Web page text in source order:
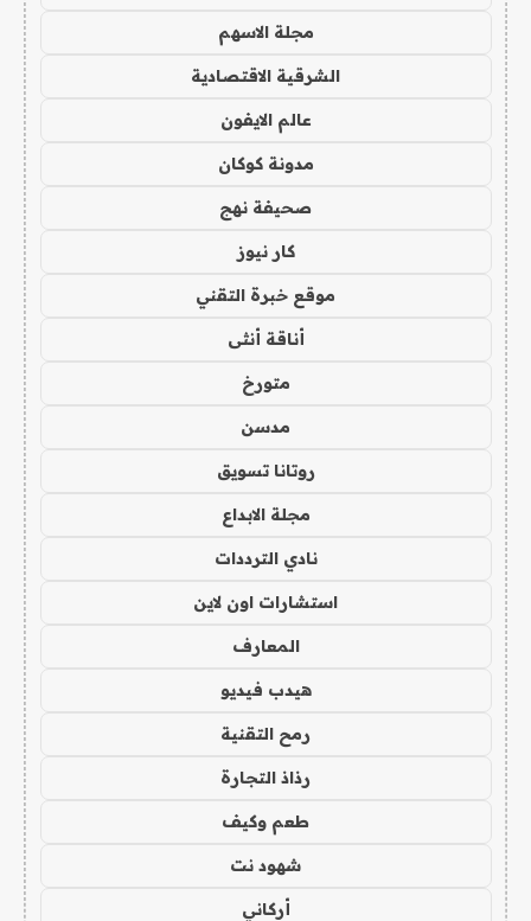
مجلة الاسهم
الشرقية الاقتصادية
عالم الايفون
مدونة كوكان
صحيفة نهج
كار نيوز
موقع خبرة التقني
أناقة أنثى
متورخ
مدسن
روتانا تسويق
مجلة الابداع
نادي الترددات
استشارات اون لاين
المعارف
هيدب فيديو
رمح التقنية
رذاذ التجارة
طعم وكيف
شهود نت
أركاني